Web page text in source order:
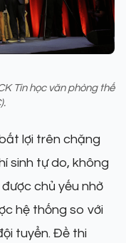
Tin học văn phòng thế
lợi trên chặng
sinh tự do, không
chủ yếu nhờ
hệ thống so với
tuyển. Đề thi